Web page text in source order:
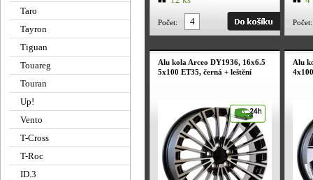
Počet: Počet:
Alu kola Arceo DY1936, 16x6.5
5x100 ET35, černá + leštění
Alu
Taro
Tayron
Tiguan
Touareg
Touran
Up!
Vento
T-Cross
T-Roc
ID.3